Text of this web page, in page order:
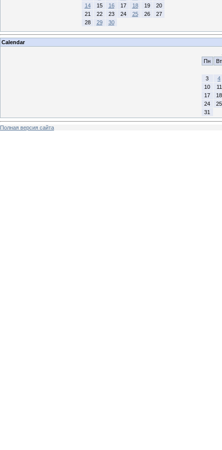
14
15 16 17 18 19
20
21
22 23 24 25 26
27
28
29 30
Calendar
Пн
Вт
3
4
10
11
17
18
24
25
31
Полная версия сайта